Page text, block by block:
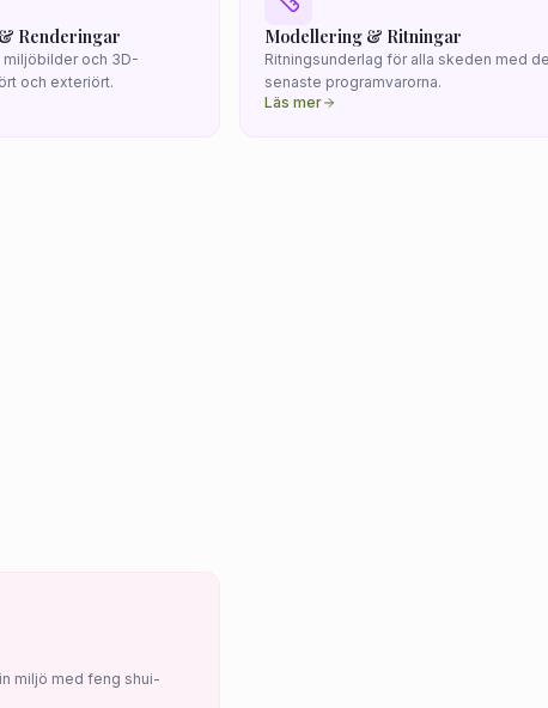
Renderingar
och 3D-
och exteriört.
Modellering & Ritningar
Ritningsunderlag för alla skeden med de
senaste programvarorna.
Läs mer
miljö med feng shui-